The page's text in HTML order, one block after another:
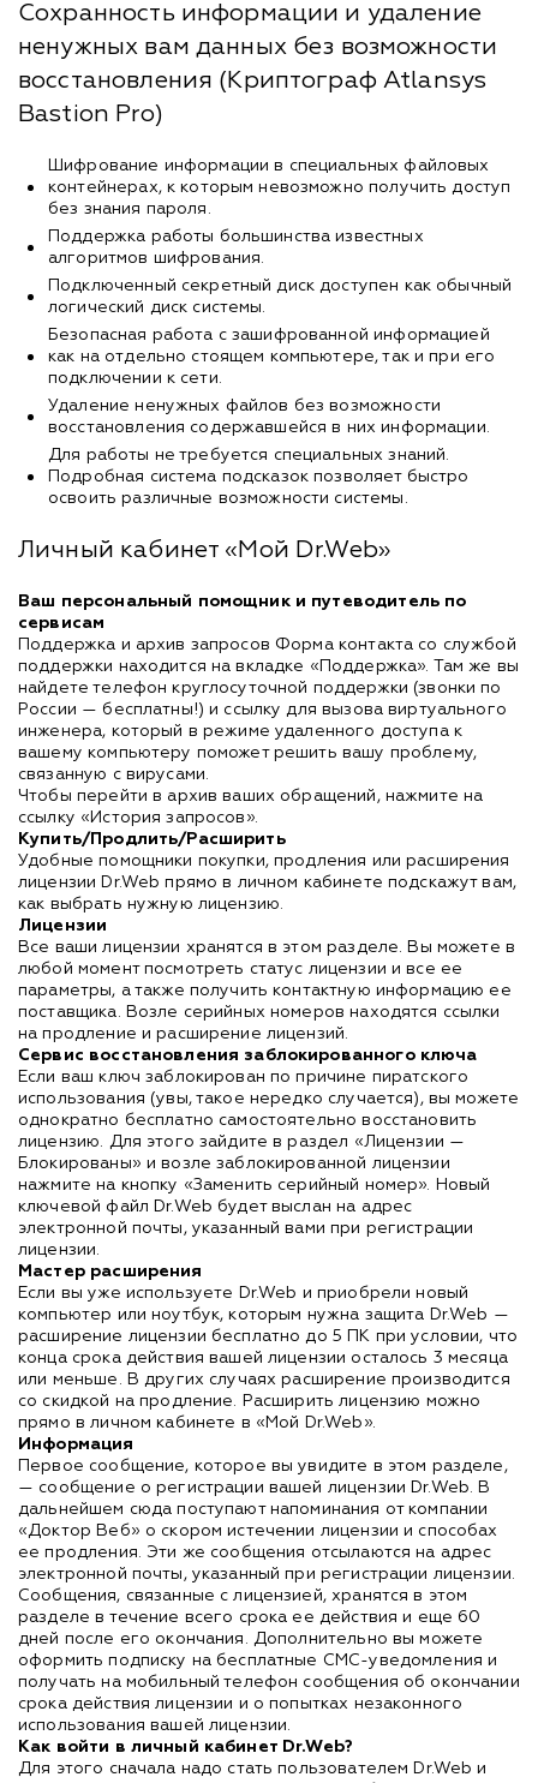
Сохранность информации и удаление
ненужных вам данных без возможности
восстановления (Криптограф Atlansys
Bastion Pro)
Шифрование информации в специальных файловых
контейнерах, к которым невозможно получить доступ
без знания пароля.
Поддержка работы большинства известных
алгоритмов шифрования.
Подключенный секретный диск доступен как обычный
логический диск системы.
Безопасная работа с зашифрованной информацией
как на отдельно стоящем компьютере, так и при его
подключении к сети.
Удаление ненужных файлов без возможности
восстановления содержавшейся в них информации.
Для работы не требуется специальных знаний.
Подробная система подсказок позволяет быстро
освоить различные возможности системы.
Личный кабинет «Мой Dr.Web»
Ваш персональный помощник и путеводитель по
сервисам
Поддержка и архив запросов Форма контакта со службой
поддержки находится на вкладке «Поддержка». Там же вы
найдете телефон круглосуточной поддержки (звонки по
России — бесплатны!) и ссылку для вызова виртуального
инженера, который в режиме удаленного доступа к
вашему компьютеру поможет решить вашу проблему,
связанную с вирусами.
Чтобы перейти в архив ваших обращений, нажмите на
ссылку «История запросов».
Купить/Продлить/Расширить
Удобные помощники покупки, продления или расширения
лицензии Dr.Web прямо в личном кабинете подскажут вам,
как выбрать нужную лицензию.
Лицензии
Все ваши лицензии хранятся в этом разделе. Вы можете в
любой момент посмотреть статус лицензии и все ее
параметры, а также получить контактную информацию ее
поставщика. Возле серийных номеров находятся ссылки
на продление и расширение лицензий.
Сервис восстановления заблокированного ключа
Если ваш ключ заблокирован по причине пиратского
использования (увы, такое нередко случается), вы можете
однократно бесплатно самостоятельно восстановить
лицензию. Для этого зайдите в раздел «Лицензии —
Блокированы» и возле заблокированной лицензии
нажмите на кнопку «Заменить серийный номер». Новый
ключевой файл Dr.Web будет выслан на адрес
электронной почты, указанный вами при регистрации
лицензии.
Мастер расширения
Если вы уже используете Dr.Web и приобрели новый
компьютер или ноутбук, которым нужна защита Dr.Web —
расширение лицензии бесплатно до 5 ПК при условии, что
конца срока действия вашей лицензии осталось 3 месяца
или меньше. В других случаях расширение производится
со скидкой на продление. Расширить лицензию можно
прямо в личном кабинете в «Мой Dr.Web».
Информация
Первое сообщение, которое вы увидите в этом разделе,
— сообщение о регистрации вашей лицензии Dr.Web. В
дальнейшем сюда поступают напоминания от компании
«Доктор Веб» о скором истечении лицензии и способах
ее продления. Эти же сообщения отсылаются на адрес
электронной почты, указанный при регистрации лицензии.
Сообщения, связанные с лицензией, хранятся в этом
разделе в течение всего срока ее действия и еще 60
дней после его окончания. Дополнительно вы можете
оформить подписку на бесплатные СМС-уведомления и
получать на мобильный телефон сообщения об окончании
срока действия лицензии и о попытках незаконного
использования вашей лицензии.
Как войти в личный кабинет Dr.Web?
Для этого сначала надо стать пользователем Dr.Web и